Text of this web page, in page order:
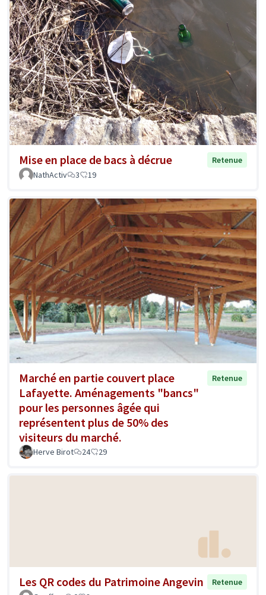
Mise en place de bacs à décrue
Retenue
NathActiv
3 19
Marché en partie couvert place
Lafayette. Aménagements "bancs"
pour les personnes âgée qui
représentent plus de 50% des
visiteurs du marché.
Retenue
Herve Birot 24 29
Les QR codes du Patrimoine Angevin
Retenue